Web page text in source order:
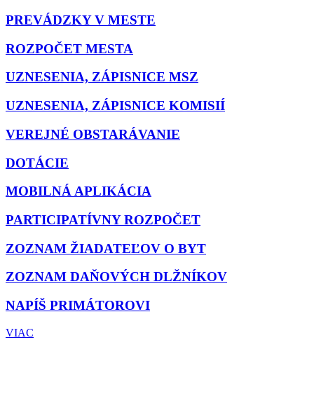
PREVÁDZKY V MESTE
ROZPOČET MESTA
UZNESENIA, ZÁPISNICE MSZ
UZNESENIA, ZÁPISNICE KOMISIÍ
VEREJNÉ OBSTARÁVANIE
DOTÁCIE
MOBILNÁ APLIKÁCIA
PARTICIPATÍVNY ROZPOČET
ZOZNAM ŽIADATEĽOV O BYT
ZOZNAM DAŇOVÝCH DLŽNÍKOV
NAPÍŠ PRIMÁTOROVI
VIAC